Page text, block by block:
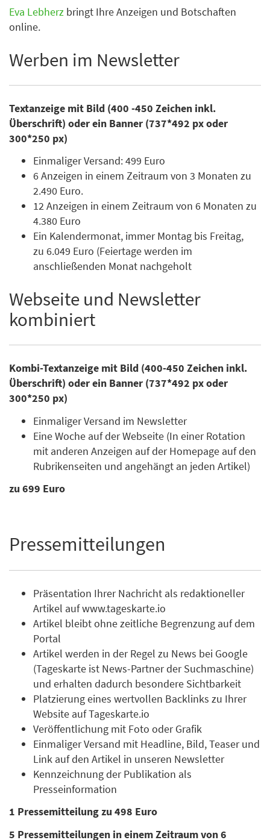
Eva Lebherz bringt Ihre Anzeigen und Botschaften
online.
Werben im Newsletter
Textanzeige mit Bild (400 -450 Zeichen inkl.
Überschrift) oder ein Banner (737*492 px oder
300*250 px)
Einmaliger Versand: 499 Euro
6 Anzeigen in einem Zeitraum von 3 Monaten zu
2.490 Euro.
12 Anzeigen in einem Zeitraum von 6 Monaten zu
4.380 Euro
Ein Kalendermonat, immer Montag bis Freitag,
zu 6.049 Euro (Feiertage werden im
anschließenden Monat nachgeholt
Webseite und Newsletter
kombiniert
Kombi-Textanzeige mit Bild (400-450 Zeichen inkl.
Überschrift) oder ein Banner (737*492 px oder
300*250 px)
Einmaliger Versand im Newsletter
Eine Woche auf der Webseite (In einer Rotation
mit anderen Anzeigen auf der Homepage auf den
Rubrikenseiten und angehängt an jeden Artikel)
zu 699 Euro
Pressemitteilungen
Präsentation Ihrer Nachricht als redaktioneller
Artikel auf www.tageskarte.io
Artikel bleibt ohne zeitliche Begrenzung auf dem
Portal
Artikel werden in der Regel zu News bei Google
(Tageskarte ist News-Partner der Suchmaschine)
und erhalten dadurch besondere Sichtbarkeit
Platzierung eines wertvollen Backlinks zu Ihrer
Website auf Tageskarte.io
Veröffentlichung mit Foto oder Grafik
Einmaliger Versand mit Headline, Bild, Teaser und
Link auf den Artikel in unseren Newsletter
Kennzeichnung der Publikation als
Presseinformation
1 Pressemitteilung zu 498 Euro
5 Pressemitteilungen in einem Zeitraum von 6